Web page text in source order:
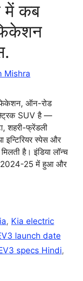
में कब
Mishra
ऑन-रोड
SUV है —
शहरी-फ्रेंडली
इन्टिरियर स्पेस और
है। इंडिया लॉन्च
2024-25 में हुआ और
, Kia electric
launch date
specs Hindi,